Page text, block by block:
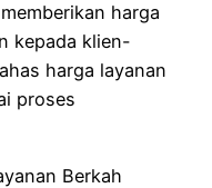
harga
kepada klien-
harga layanan
proses
Berkah